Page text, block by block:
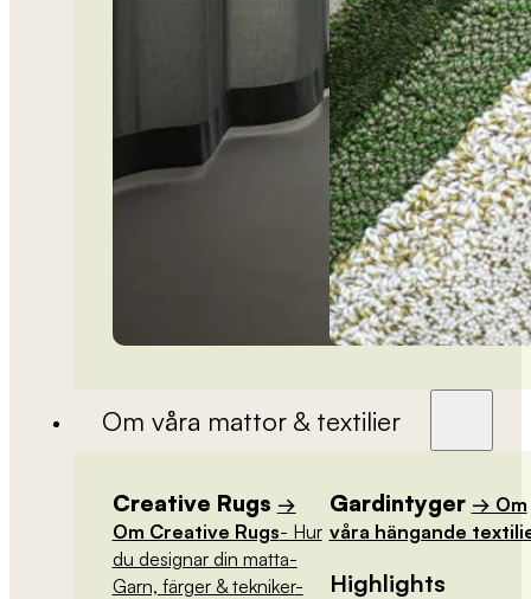
Om våra mattor & textilier
Creative Rugs →
Om Creative Rugs- Hur
du designar din matta-
Garn, färger & tekniker-
Gardintyger → Om
våra hängande
Highlights